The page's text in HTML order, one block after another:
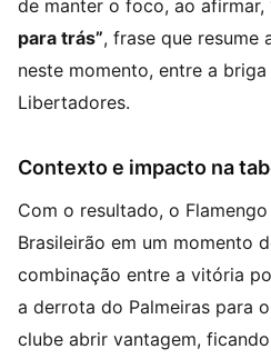
de manter o foco, ao afirmar,
para trás”, frase que resume
neste momento, entre a
Libertadores.
Contexto e impacto na
Com o resultado, o
Brasileirão em um momento
combinação entre a vitória
a derrota do Palmeiras para
clube abrir vantagem, ficando